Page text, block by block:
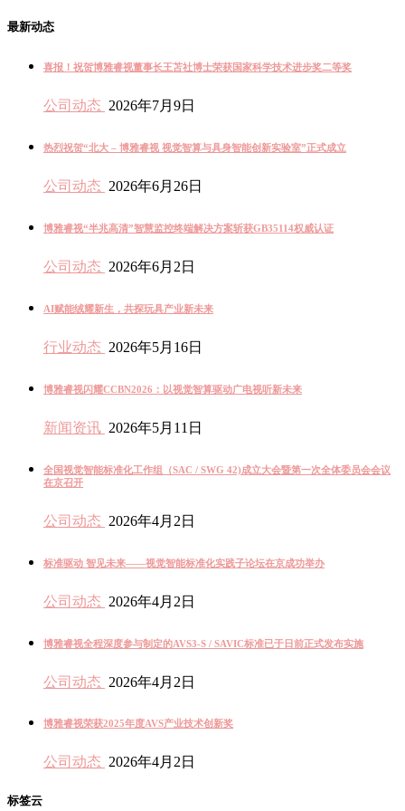
最新动态
喜报！祝贺博雅睿视董事长王苫社博士荣获国家科学技术进步奖二等奖
公司动态 2026年7月9日
热烈祝贺“北大 – 博雅睿视 视觉智算与具身智能创新实验室”正式成立
公司动态 2026年6月26日
博雅睿视“半兆高清”智慧监控终端解决方案斩获GB35114权威认证
公司动态 2026年6月2日
AI赋能绒耀新生，共探玩具产业新未来
行业动态 2026年5月16日
博雅睿视闪耀CCBN2026：以视觉智算驱动广电视听新未来
新闻资讯 2026年5月11日
全国视觉智能标准化工作组（SAC / SWG 42)成立大会暨第一次全体委员会会议
在京召开
公司动态 2026年4月2日
标准驱动 智见未来——视觉智能标准化实践子论坛在京成功举办
公司动态 2026年4月2日
博雅睿视全程深度参与制定的AVS3-S / SAVIC标准已于日前正式发布实施
公司动态 2026年4月2日
博雅睿视荣获2025年度AVS产业技术创新奖
公司动态 2026年4月2日
标签云